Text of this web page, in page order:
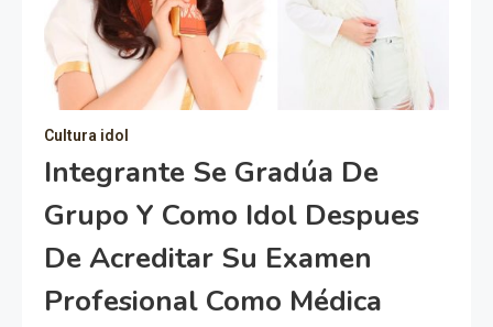
Cultura idol
Integrante Se Gradúa De
Grupo Y Como Idol Despues
De Acreditar Su Examen
Profesional Como Médica